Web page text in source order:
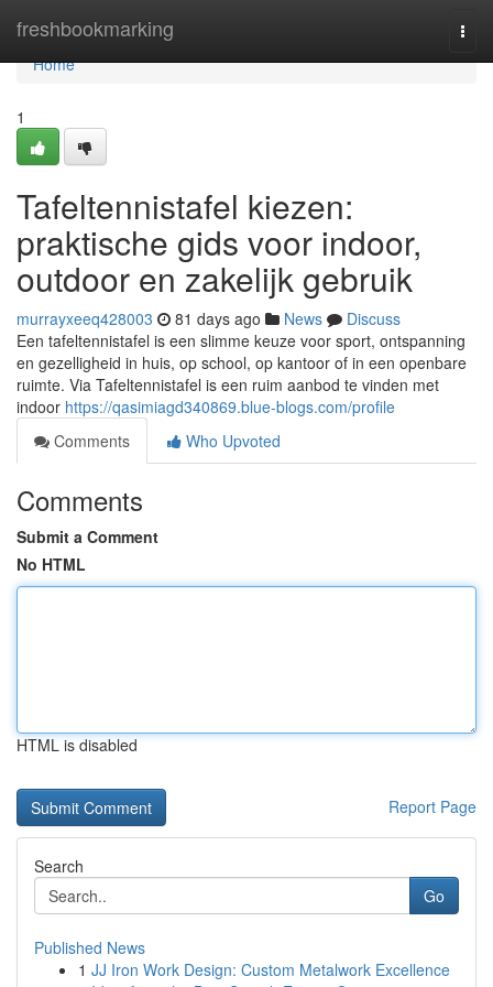
freshbookmarking
Home
Home
1
Tafeltennistafel kiezen:
praktische gids voor indoor,
outdoor en zakelijk gebruik
murrayxeeq428003 81 days ago News
Discuss
Een tafeltennistafel is een slimme keuze voor sport, ontspanning
en gezelligheid in huis, op school, op kantoor of in een openbare
ruimte. Via Tafeltennistafel is een ruim aanbod te vinden met
indoor https://qasimiagd340869.blue-blogs.com/profile
Comments
Who Upvoted
Comments
Submit a Comment
No HTML
HTML is disabled
Report Page
Search
Go
Published News
1 JJ Iron Work Design: Custom Metalwork Excellence